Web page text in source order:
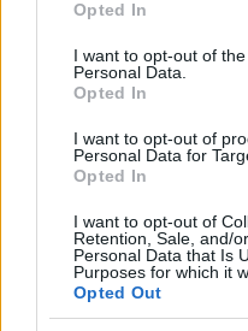
use your data for below
consent section.
Opted In
I want to opt-out of
Personal Data.
Opted In
I want to opt-out of
Personal Data for
Opted In
I want to opt-out of
Retention, Sale, and/
Personal Data that Is
Purposes for which it
Opted Out
– mondta a csoport.
azon állításával,
problémát, akkor
megoldásához”.